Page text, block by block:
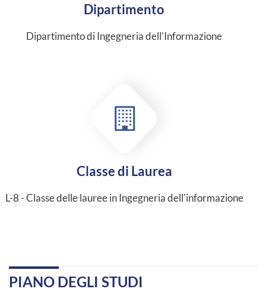
Dipartimento
Dipartimento di Ingegneria dell’Informazione
Classe di Laurea
L-8 - Classe delle lauree in Ingegneria dell'informazione
PIANO DEGLI STUDI